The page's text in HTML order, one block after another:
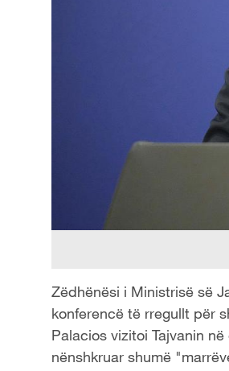
Zëdhënësi i Ministrisë së
konferencë të rregullt për
Palacios vizitoi Tajvanin
nënshkruar shumë